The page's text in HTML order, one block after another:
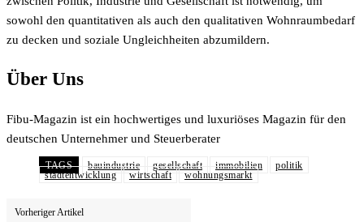
sowohl den quantitativen als auch den qualitativen Wohnraumbedarf
zu decken und soziale Ungleichheiten abzumildern.
Über Uns
Fibu-Magazin ist ein hochwertiges und luxuriöses Magazin für den
deutschen Unternehmer und Steuerberater
TAGS bauindustrie gesellschaft immobilien
politik
stadtentwicklung
wirtschaft wohnungsmarkt
Vorheriger Artikel